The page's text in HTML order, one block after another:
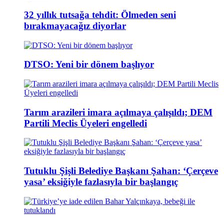
32 yıllık tutsağa tehdit: Ölmeden seni
bırakmayacağız diyorlar
DTSO: Yeni bir dönem başlıyor
Tarım arazileri imara açılmaya çalışıldı; DEM
Partili Meclis Üyeleri engelledi
Tutuklu Şişli Belediye Başkanı Şahan: ‘Çerçeve
yasa’ eksiğiyle fazlasıyla bir başlangıç